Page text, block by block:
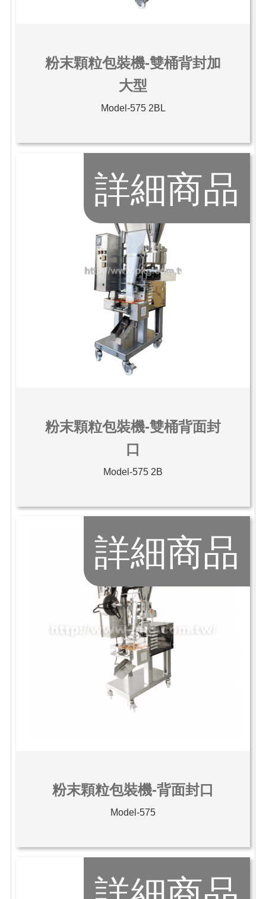
粉末顆粒包裝機-雙桶背封加
大型
Model-575 2BL
詳細商品
粉末顆粒包裝機-雙桶背面封
口
Model-575 2B
詳細商品
粉末顆粒包裝機-背面封口
Model-575